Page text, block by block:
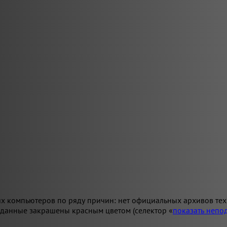
по ряду причин: нет официальных архивов
закрашены красным цветом (селектор «показать